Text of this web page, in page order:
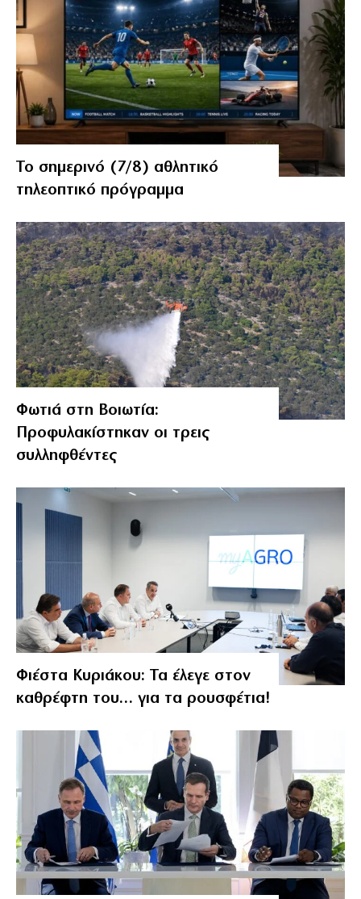
Το σημερινό (7/8) αθλητικό
τηλεοπτικό πρόγραμμα
Φωτιά στη Βοιωτία:
Προφυλακίστηκαν οι τρεις
συλληφθέντες
Φιέστα Κυριάκου: Τα έλεγε στον
καθρέφτη του… για τα ρουσφέτια!